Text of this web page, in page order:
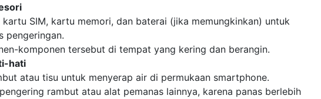
kartu SIM, kartu memori, dan baterai (jika memungkinkan) untuk
pengeringan.
komponen tersebut di tempat yang kering dan berangin.
hati
atau tisu untuk menyerap air di permukaan smartphone.
rambut atau alat pemanas lainnya, karena panas berlebih